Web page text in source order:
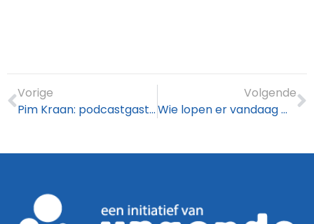
Vorige
Pim Kraan: podcastgast van de dag
Volgende
Wie lopen er vandaag mee?